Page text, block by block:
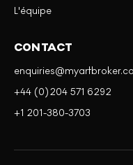
L'équipe
CONTACT
+44 (0)204 571 6292
+1 201-380-3703